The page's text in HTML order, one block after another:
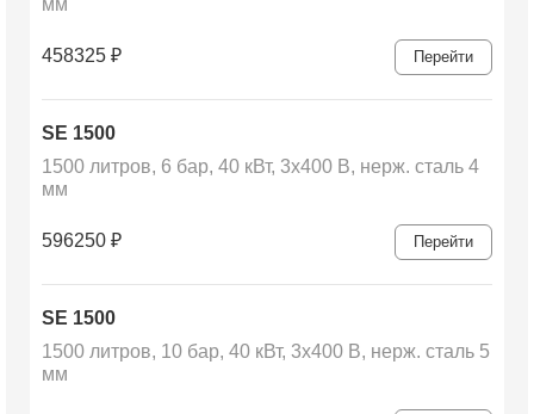
мм
458325 ₽ Перейти
SE 1500
1500 литров, 6 бар, 40 кВт, 3х400 В, нерж. сталь 4
мм
596250 ₽ Перейти
SE 1500
1500 литров, 10 бар, 40 кВт, 3х400 В, нерж. сталь 5
мм